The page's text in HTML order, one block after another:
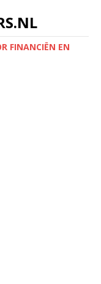
FINANCIËN EN